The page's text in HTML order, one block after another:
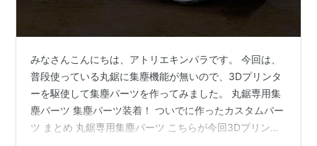
みなさんこんにちは、アトリエキンパラです。 今回は、
普段使っている丸鋸に集塵機能が無いので、3Dプリンタ
ーを駆使して集塵パーツを作ってみました。 丸鋸専用集
塵パーツ 集塵パーツ装着！ ついでに作ったカスタムパー
ツ まとめ 丸鋸専用集塵パーツ こちらが今回3Dプリンタ